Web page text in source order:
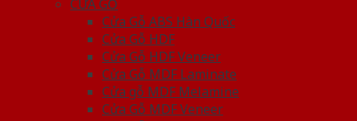
CỬA GỖ
Cửa Gỗ ABS Hàn Quốc
Cửa Gỗ HDF
Cửa Gỗ HDF Veneer
Cửa Gỗ MDF Laminate
Cửa gỗ MDF Melamine
Cửa Gỗ MDF Veneer